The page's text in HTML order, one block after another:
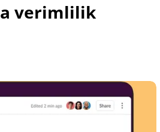
verimlilik